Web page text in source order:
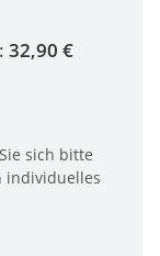
32,90 €
sich bitte
individuelles